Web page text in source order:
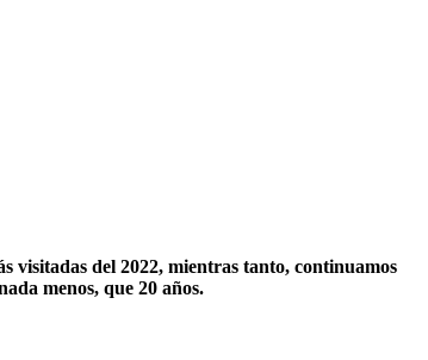
visitadas del 2022, mientras tanto, continuamos
menos, que 20 años.